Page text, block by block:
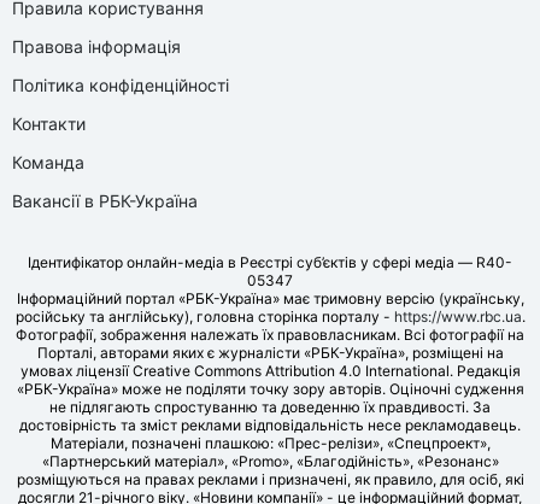
Правила користування
Правова інформація
Політика конфіденційності
Контакти
Команда
Вакансії в РБК-Україна
Ідентифікатор онлайн-медіа в Реєстрі суб’єктів у сфері медіа — R40-
05347
Інформаційний портал «РБК-Україна» має тримовну версію (українську,
російську та англійську), головна сторінка порталу - https://www.rbc.ua.
Фотографії, зображення належать їх правовласникам. Всі фотографії на
Порталі, авторами яких є журналісти «РБК-Україна», розміщені на
умовах ліцензії Creative Commons Attribution 4.0 International. Редакція
«РБК-Україна» може не поділяти точку зору авторів. Оціночні судження
не підлягають спростуванню та доведенню їх правдивості. За
достовірність та зміст реклами відповідальність несе рекламодавець.
Матеріали, позначені плашкою: «Прес-релізи», «Спецпроект»,
«Партнерський матеріал», «Promo», «Благодійність», «Резонанс»
розміщуються на правах реклами і призначені, як правило, для осіб, які
досягли 21-річного віку. «Новини компанії» - це інформаційний формат,